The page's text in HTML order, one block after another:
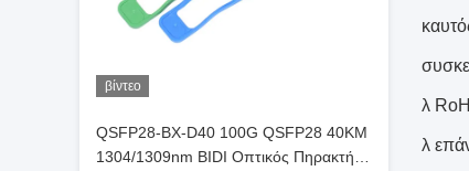
βίντεο
QSFP28-BX-D40 100G QSFP28 40KM
1304/1309nm BIDI Οπτικός Πηρακτής
λ
λ